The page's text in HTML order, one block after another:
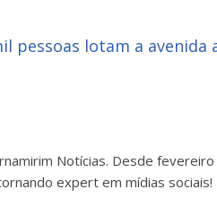
pessoas lotam a avenida
Notícias. Desde
expert em mídias sociais!